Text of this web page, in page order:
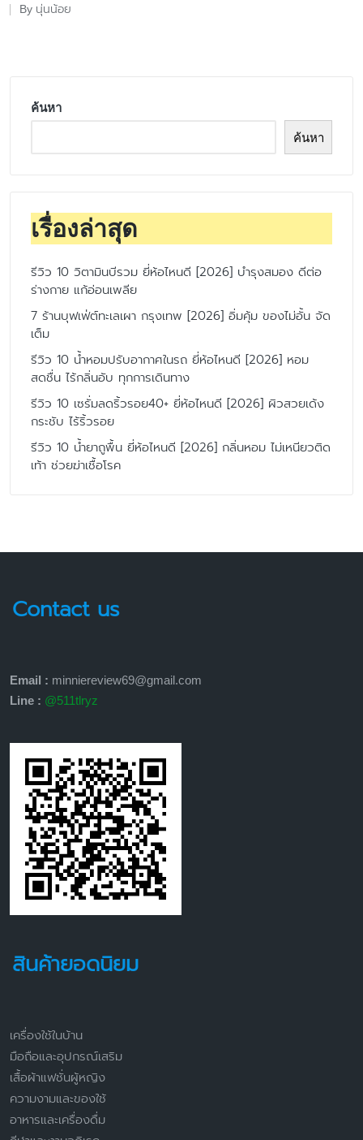
Posted
By นุ่นน้อย
ค้นหา
ค้นหา
เรื่องล่าสุด
รีวิว 10 วิตามินบีรวม ยี่ห้อไหนดี [2026] บำรุงสมอง ดีต่อ
ร่างกาย แก้อ่อนเพลีย
7 ร้านบุฟเฟ่ต์ทะเลเผา กรุงเทพ [2026] อิ่มคุ้ม ของไม่อั้น จัด
เต็ม
รีวิว 10 น้ำหอมปรับอากาศในรถ ยี่ห้อไหนดี [2026] หอม
สดชื่น ไร้กลิ่นอับ ทุกการเดินทาง
รีวิว 10 เซรั่มลดริ้วรอย40+ ยี่ห้อไหนดี [2026] ผิวสวยเด้ง
กระชับ ไร้ริ้วรอย
รีวิว 10 น้ำยาถูพื้น ยี่ห้อไหนดี [2026] กลิ่นหอม ไม่เหนียวติด
เท้า ช่วยฆ่าเชื้อโรค
Contact us
Email : minniereview69@gmail.com
Line : @511tlryz
สินค้ายอดนิยม
เครื่องใช้ในบ้าน
มือถือและอุปกรณ์เสริม
เสื้อผ้าแฟชั่นผู้หญิง
ความงามและของใช้
อาหารและเครื่องดื่ม